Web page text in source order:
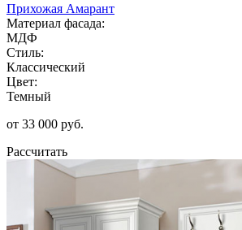
Прихожая Амарант
Материал фасада:
МДФ
Стиль:
Классический
Цвет:
Темный
от 33 000 руб.
Рассчитать